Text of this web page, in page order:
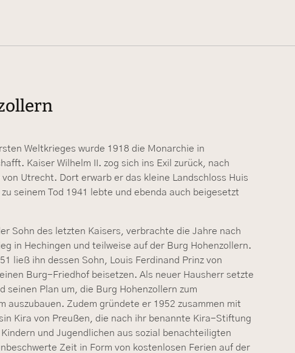
Weltkrieges wurde 1918 die Monarchie in
Kaiser Wilhelm II. zog sich ins Exil zurück, nach
Utrecht. Dort erwarb er das kleine Landschloss Huis
seinem Tod 1941 lebte und ebenda auch beigesetzt
Sohn des letzten Kaisers, verbrachte die Jahre nach
in Hechingen und teilweise auf der Burg Hohenzollern.
ließ ihn dessen Sohn, Louis Ferdinand Prinz von
Burg-Friedhof beisetzen. Als neuer Hausherr setzte
seinen Plan um, die Burg Hohenzollern zum
auszubauen. Zudem gründete er 1952 zusammen mit
Kira von Preußen, die nach ihr benannte Kira-Stiftung
und Jugendlichen aus sozial benachteiligten
Zeit in Form von kostenlosen Ferien auf der